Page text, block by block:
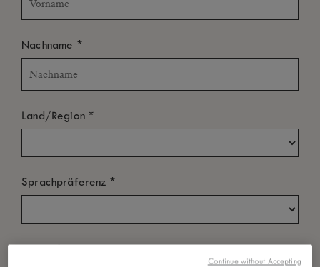
Nachname *
Land/Region*
Sprachpräferenz *
E-Mail*
Continue without Accepting